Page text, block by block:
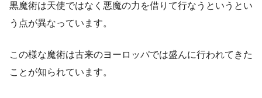
黒魔術は天使ではなく悪魔の力を借りて行なうというとい
う点が異なっています。
この様な魔術は古来のヨーロッパでは盛んに行われてきた
ことが知られています。